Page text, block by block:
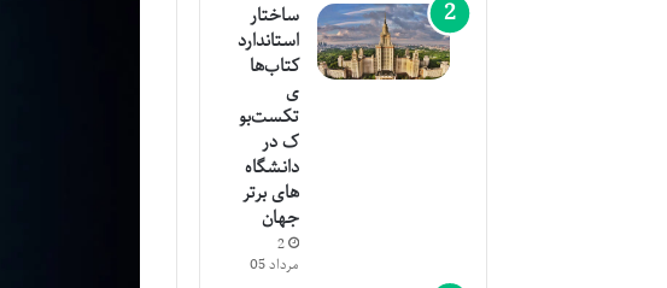
ساختار
استاندارد
کتاب‌ها
ی
تکست‌بو
ک در
دانشگاه‌
های برتر
جهان
2
مرداد 05